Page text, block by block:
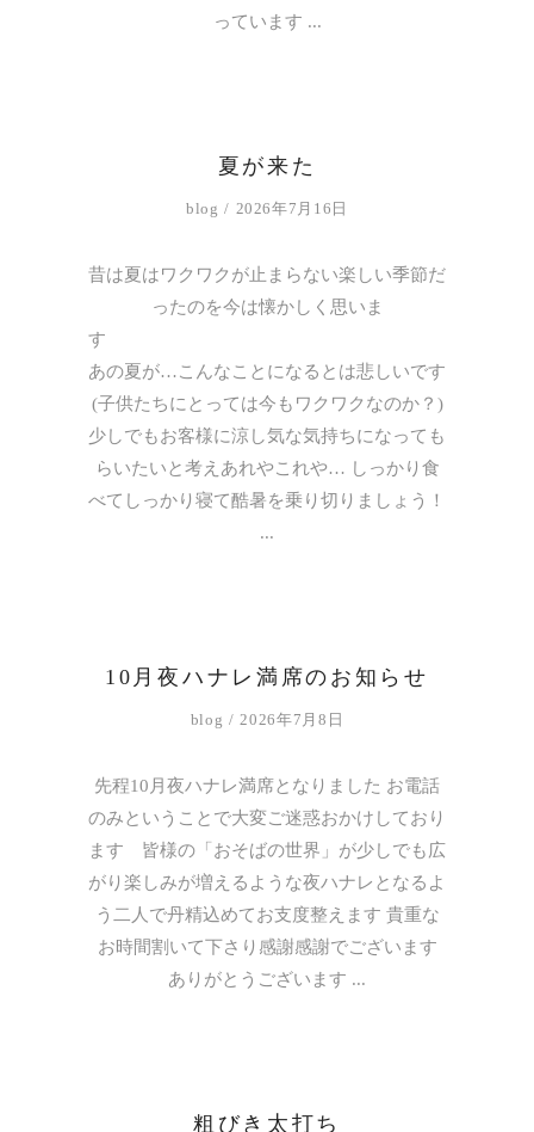
っています
夏が来た
blog 2026年7月16日
昔は夏はワクワクが止まらない楽しい季節だ
ったのを今は懐かしく思いま
す
あの夏が…こんなことになるとは悲しいです
(子供たちにとっては今もワクワクなのか？)
少しでもお客様に涼し気な気持ちになっても
らいたいと考えあれやこれや… しっかり食
べてしっかり寝て酷暑を乗り切りましょう！
10月夜ハナレ満席のお知らせ
blog 2026年7月8日
先程10月夜ハナレ満席となりました お電話
のみということで大変ご迷惑おかけしており
ます 皆様の「おそばの世界」が少しでも広
がり楽しみが増えるような夜ハナレとなるよ
う二人で丹精込めてお支度整えます 貴重な
お時間割いて下さり感謝感謝でございます
ありがとうございます
粗びき太打ち